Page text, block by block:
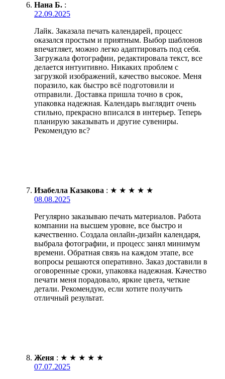
Нана Б. :
22.09.2025
Лайк. Заказала печать календарей, процесс
оказался простым и приятным. Выбор шаблонов
впечатляет, можно легко адаптировать под себя.
Загружала фотографии, редактировала текст, все
делается интуитивно. Никаких проблем с
загрузкой изображений, качество высокое. Меня
поразило, как быстро всё подготовили и
отправили. Доставка пришла точно в срок,
упаковка надежная. Календарь выглядит очень
стильно, прекрасно вписался в интерьер. Теперь
планирую заказывать и другие сувениры.
Рекомендую вс?
Изабелла Казакова : ★ ★ ★ ★ ★
08.08.2025
Регулярно заказываю печать материалов. Работа
компании на высшем уровне, все быстро и
качественно. Создала онлайн-дизайн календаря,
выбрала фотографии, и процесс занял минимум
времени. Обратная связь на каждом этапе, все
вопросы решаются оперативно. Заказ доставили в
оговоренные сроки, упаковка надежная. Качество
печати меня порадовало, яркие цвета, четкие
детали. Рекомендую, если хотите получить
отличный результат.
Женя : ★ ★ ★ ★ ★
07.07.2025